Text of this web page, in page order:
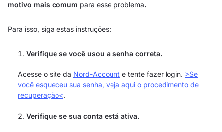
motivo mais comum para esse problema.
Para isso, siga estas instruções:
Verifique se você usou a senha correta.
Acesse o site da Nord-Account e tente fazer login. >Se
você esqueceu sua senha, veja aqui o procedimento de
recuperação<.
Verifique se sua conta está ativa.